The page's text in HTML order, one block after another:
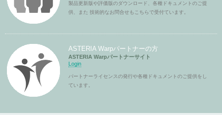
製品更新版や評価版のダウンロード、各種ドキュメントのご提
供、また 技術的なお問合せもこちらで受付ています。
ASTERIA Warpパートナーの方
ASTERIA Warpパートナーサイト
Login
パートナーライセンスの発行や各種ドキュメントのご提供をし
ています。